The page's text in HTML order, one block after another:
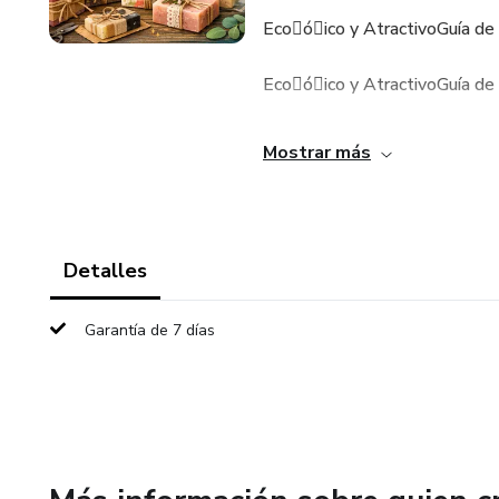
Eco􀀮ó􀀬ico y AtractivoGuía
Eco􀀮ó􀀬ico y AtractivoGuía
Eco􀀮ó􀀬ico y Atractivo
Mostrar más
Detalles
Garantía de 7 días